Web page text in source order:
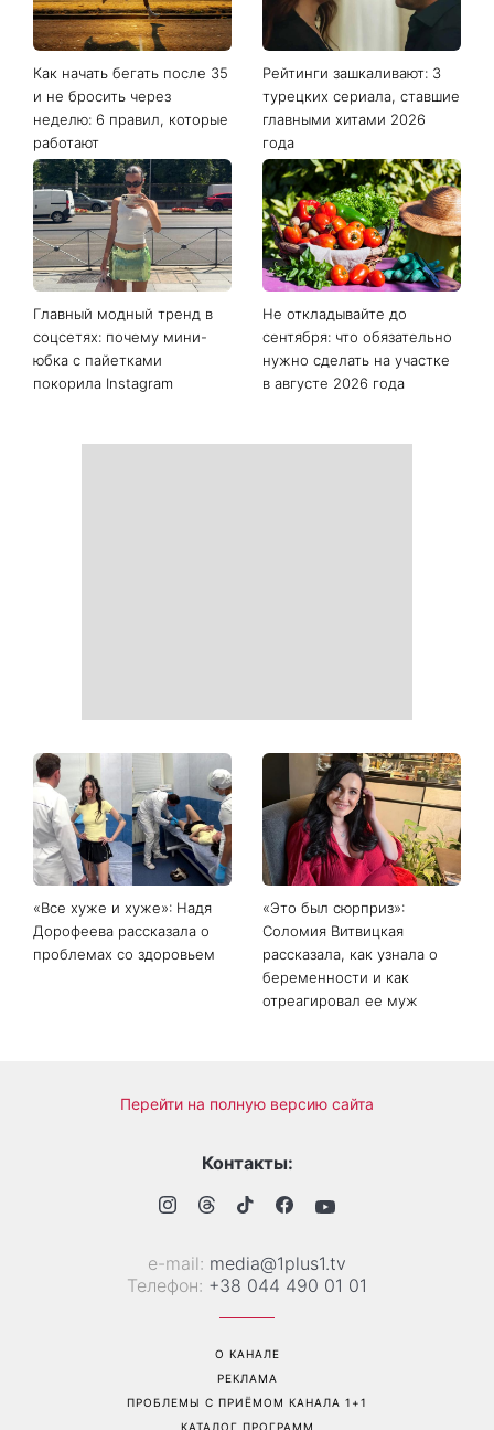
Как начать бегать после 35
и не бросить через
неделю: 6 правил, которые
работают
Рейтинги зашкаливают: 3
турецких сериала, ставшие
главными хитами 2026
года
Главный модный тренд в
соцсетях: почему мини-
юбка с пайетками
покорила Instagram
Не откладывайте до
сентября: что обязательно
нужно сделать на участке
в августе 2026 года
«Все хуже и хуже»: Надя
Дорофеева рассказала о
проблемах со здоровьем
«Это был сюрприз»:
Соломия Витвицкая
рассказала, как узнала о
беременности и как
отреагировал ее муж
Перейти на полную версию сайта
Контакты:
е-mail: media@1plus1.tv
Телефон: +38 044 490 01 01
О КАНАЛЕ
РЕКЛАМА
ПРОБЛЕМЫ С ПРИЁМОМ КАНАЛА 1+1
КАТАЛОГ ПРОГРАММ